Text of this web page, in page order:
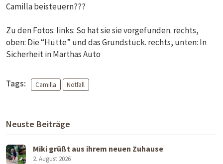
Camilla beisteuern???
Zu den Fotos: links: So hat sie sie vorgefunden. rechts,
oben: Die “Hütte” und das Grundstück. rechts, unten: In
Sicherheit in Marthas Auto
Tags: Camilla Notfall
Neuste Beiträge
Miki grüßt aus ihrem neuen Zuhause
2. August 2026